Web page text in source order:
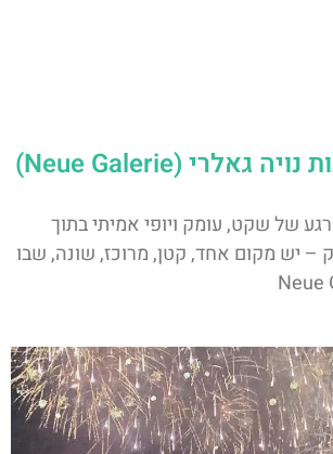
מוזיאון האמנות נויה גאלרי (Neue Galerie)
של שקט, עומק ויופי אמיתי בתוך
– יש מקום אחד, קטן, מרוכז, שונה, שבו